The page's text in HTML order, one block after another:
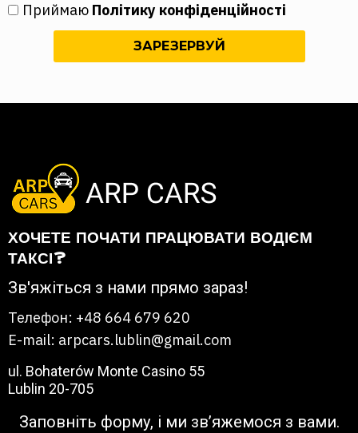
Приймаю Політику конфіденційності
ЗАРЕЗЕРВУЙ
ХОЧЕТЕ ПОЧАТИ ПРАЦЮВАТИ ВОДІЄМ
ТАКСІ?
Зв'яжіться з нами прямо зараз!
Телефон: +48 664 679 620
E-mail: arpcars.lublin@gmail.com
ul. Bohaterów Monte Casino 55
Lublin 20-705
Заповніть форму, і ми зв’яжемося з вами.